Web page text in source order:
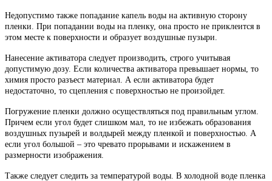
Недопустимо также попадание капель воды на активную сторону
пленки. При попадании воды на пленку, она просто не приклеится в
этом месте к поверхности и образует воздушные пузыри.
Нанесение активатора следует производить, строго учитывая
допустимую дозу. Если количества активатора превышает нормы, то
химия просто разъест материал. А если активатора будет
недостаточно, то сцепления с поверхностью не произойдет.
Погружение пленки должно осуществляться под правильным углом.
Причем если угол будет слишком мал, то не избежать образования
воздушных пузырей и волдырей между пленкой и поверхностью. А
если угол большой – это чревато прорывами и искажением в
размерности изображения.
Также следует следить за температурой воды. В холодной воде пленка